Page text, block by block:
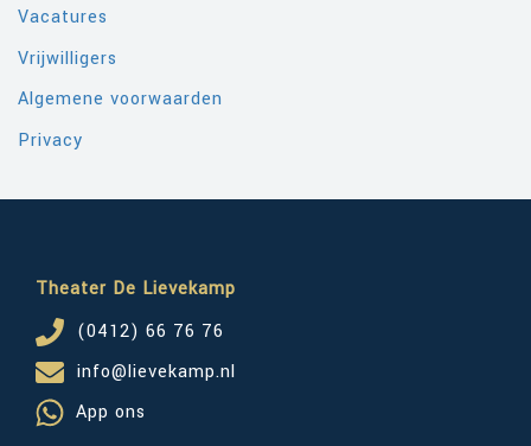
Vacatures
Vrijwilligers
Algemene voorwaarden
Privacy
Theater De Lievekamp
(0412) 66 76 76
info@lievekamp.nl
App ons